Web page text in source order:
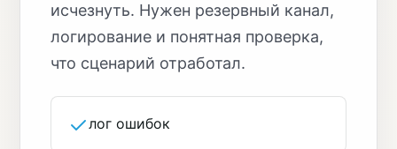
исчезнуть. Нужен резервный канал,
логирование и понятная проверка,
что сценарий отработал.
лог ошибок